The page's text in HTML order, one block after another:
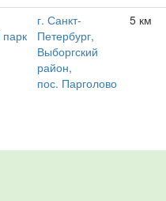
г. Санкт-
Петербург,
Выборгский
район,
пос. Парголово
5 км